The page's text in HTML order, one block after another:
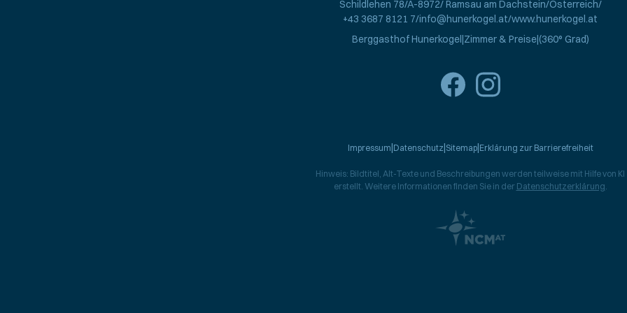
Schildlehen 78 A-8972 Ramsau am Dachstein Österreich
+43 3687 8121 7 info@hunerkogel.at www.hunerkogel.at
Berggasthof Hunerkogel Zimmer & Preise (360° Grad)
Impressum Datenschutz Sitemap Erklärung zur Barrierefreiheit
Hinweis: Bildtitel, Alt-Texte und Beschreibungen werden teilweise mit Hilfe von KI
erstellt. Weitere Informationen finden Sie in der Datenschutzerklärung.